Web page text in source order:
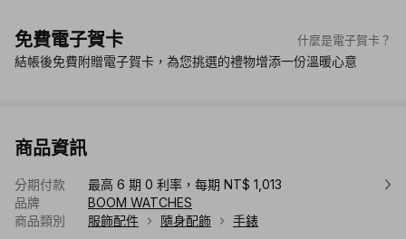
免費電子賀卡 什麼是電子賀卡？
結帳後免費附贈電子賀卡，為您挑選的禮物增添一份溫暖心意
商品資訊
分期付款
最高 6 期 0 利率，每期 NT$ 1,013
品牌
BOOM WATCHES
商品類別
服飾配件 隨身配飾 手錶